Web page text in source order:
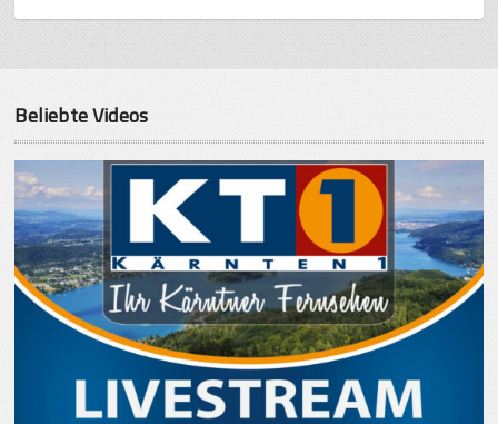
Beliebte Videos